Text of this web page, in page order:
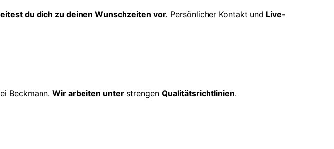
du dich zu deinen Wunschzeiten vor. Persönlicher Kontakt und Live-
Beckmann. Wir arbeiten unter strengen Qualitätsrichtlinien.